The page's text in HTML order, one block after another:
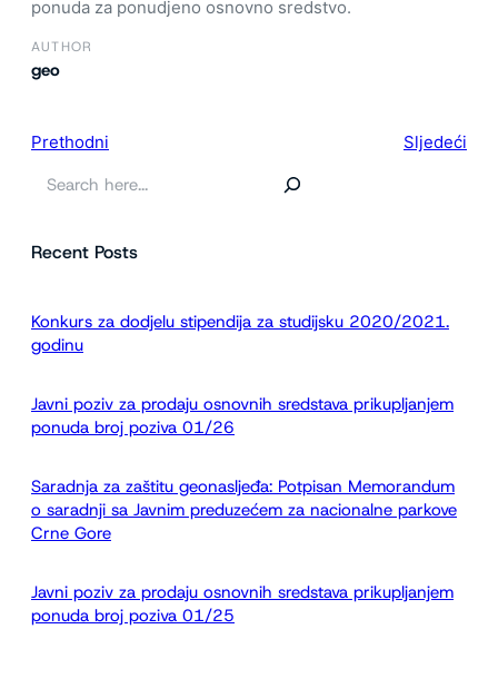
ponuda za ponudjeno osnovno sredstvo.
AUTHOR
geo
Prethodni
Sljedeći
t
g
Recent Posts
Konkurs za dodjelu stipendija za studijsku 2020/2021.
godinu
Javni poziv za prodaju osnovnih sredstava prikupljanjem
ponuda broj poziva 01/26
Saradnja za zaštitu geonasljeđa: Potpisan Memorandum
o saradnji sa Javnim preduzećem za nacionalne parkove
Crne Gore
Javni poziv za prodaju osnovnih sredstava prikupljanjem
ponuda broj poziva 01/25